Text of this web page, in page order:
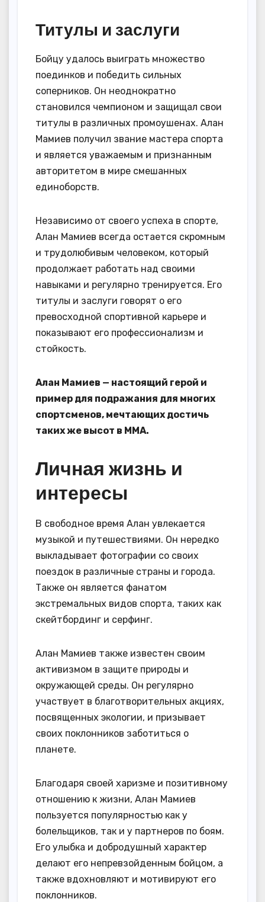
Титулы и заслуги
Бойцу удалось выиграть множество
поединков и победить сильных
соперников. Он неоднократно
становился чемпионом и защищал свои
титулы в различных промоушенах. Алан
Мамиев получил звание мастера спорта
и является уважаемым и признанным
авторитетом в мире смешанных
единоборств.
Независимо от своего успеха в спорте,
Алан Мамиев всегда остается скромным
и трудолюбивым человеком, который
продолжает работать над своими
навыками и регулярно тренируется. Его
титулы и заслуги говорят о его
превосходной спортивной карьере и
показывают его профессионализм и
стойкость.
Алан Мамиев — настоящий герой и
пример для подражания для многих
спортсменов, мечтающих достичь
таких же высот в ММА.
Личная жизнь и
интересы
В свободное время Алан увлекается
музыкой и путешествиями. Он нередко
выкладывает фотографии со своих
поездок в различные страны и города.
Также он является фанатом
экстремальных видов спорта, таких как
скейтбординг и серфинг.
Алан Мамиев также известен своим
активизмом в защите природы и
окружающей среды. Он регулярно
участвует в благотворительных акциях,
посвященных экологии, и призывает
своих поклонников заботиться о
планете.
Благодаря своей харизме и позитивному
отношению к жизни, Алан Мамиев
пользуется популярностью как у
болельщиков, так и у партнеров по боям.
Его улыбка и добродушный характер
делают его непревзойденным бойцом, а
также вдохновляют и мотивируют его
поклонников.